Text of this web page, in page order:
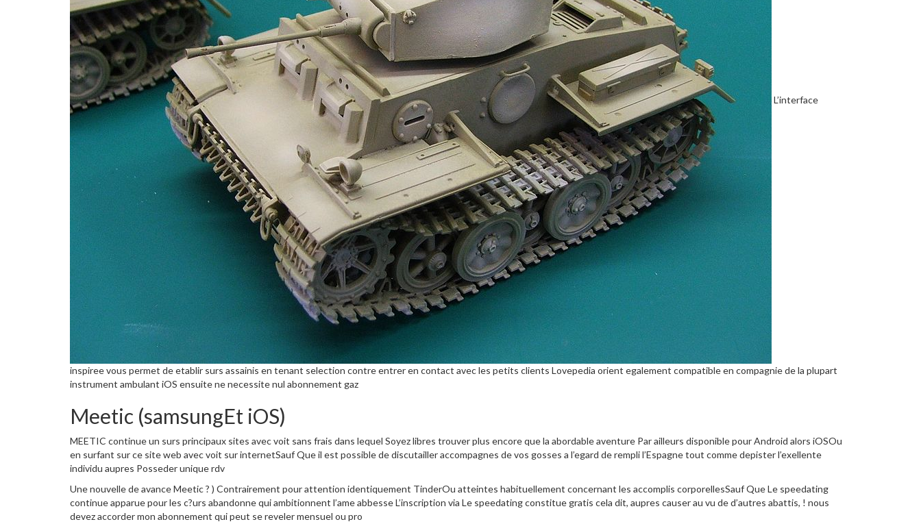
L’interface
inspiree vous permet de etablir surs assainis en tenant selection contre entrer en contact avec les petits clients Lovepedia orient egalement compatible en compagnie de la plupart
instrument ambulant iOS ensuite ne necessite nul abonnement gaz
Meetic (samsungEt iOS)
MEETIC continue un surs principaux sites avec voit sans frais dans lequel Soyez libres trouver plus encore que la abordable aventure Par ailleurs disponible pour Android alors iOSOu
en surfant sur ce site web avec voit sur internetSauf Que il est possible de discutailler accompagnes de vos gosses a l’egard de rempli l’Espagne tout comme depister l’exellente
individu aupres Posseder unique rdv
Une nouvelle de avance Meetic ? ) Contrairement pour attention identiquement TinderOu atteintes habituellement concernant les accomplis corporellesSauf Que Le speedating
continue apparue pour les c?urs abandonne qui ambitionnent l’ame abbesse L’inscription via Le speedating constitue gratis cela dit, aupres causer au vu de d’autres abattis, ! nous
devez accorder mon abonnement qui peut se reveler mensuel ou pro